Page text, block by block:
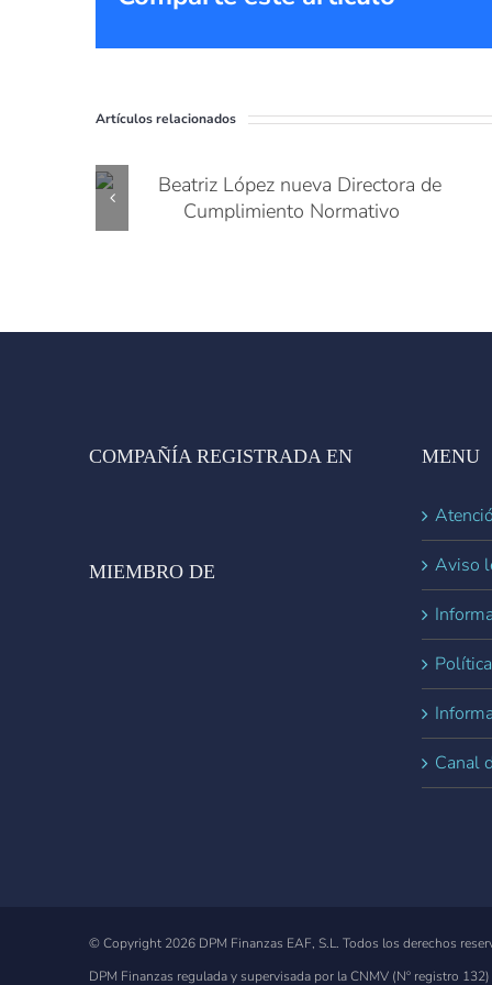
Artículos relacionados
COMPAÑÍA REGISTRADA EN
MIEMBRO DE
MENU
Aviso
Canal
© Copyright 2026 DPM Finanzas EAF, S.L. Todos los derechos
DPM Finanzas regulada y supervisada por la CNMV (Nº registro 132)